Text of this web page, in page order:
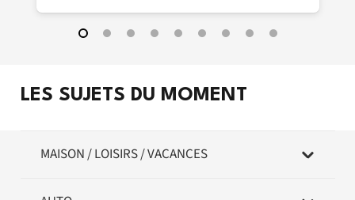
LES SUJETS DU MOMENT
MAISON / LOISIRS / VACANCES